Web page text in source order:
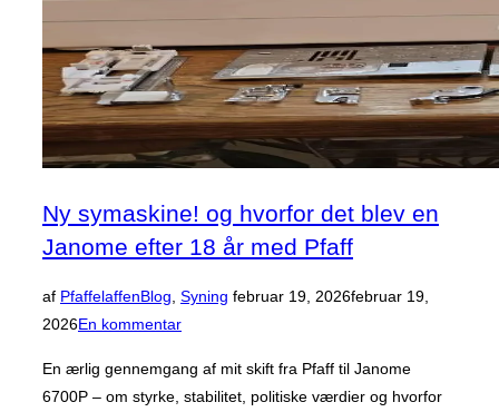
Ny symaskine! og hvorfor det blev en
Janome efter 18 år med Pfaff
af PfaffelaffenBlog, Syning Udgivet
februar 19, 2026februar 19,
2026En kommentar
En ærlig gennemgang af mit skift fra Pfaff til Janome
6700P – om styrke, stabilitet, politiske værdier og hvorfor